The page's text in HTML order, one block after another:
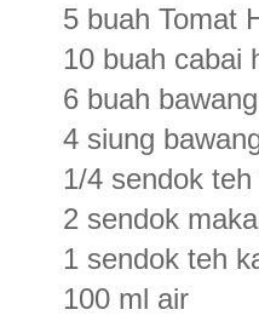
5 buah Tomat
10 buah cabai
6 buah
4 siung
1/4 sendok
2 sendok
1 sendok teh
100 ml air